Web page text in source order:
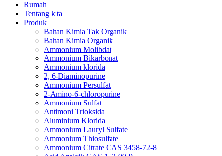
Rumah
Tentang kita
Produk
Bahan Kimia Tak Organik
Bahan Kimia Organik
Ammonium Molibdat
Ammonium Bikarbonat
Ammonium klorida
2, 6-Diaminopurine
Ammonium Persulfat
2-Amino-6-chloropurine
Ammonium Sulfat
Antimoni Trioksida
Aluminium Klorida
Ammonium Lauryl Sulfate
Ammonium Thiosulfate
Ammonium Citrate CAS 3458-72-8